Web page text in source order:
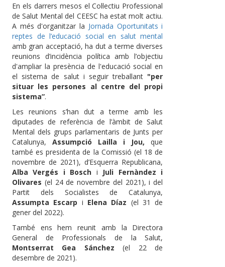
En els darrers mesos el Col·lectiu Professional
de Salut Mental del CEESC ha estat molt actiu.
A més d'organitzar la Jornada Oportunitats i
reptes de l’educació social en salut mental
amb gran acceptació, ha dut a terme diverses
reunions d’incidència política amb l’objectiu
d'ampliar la presència de l'educació social en
el sistema de salut i seguir treballant "per
situar les persones al centre del propi
sistema”.
Les reunions s’han dut a terme amb les
diputades de referència de l’àmbit de Salut
Mental dels grups parlamentaris de Junts per
Catalunya,Assumpció Lailla i Jou, que
també es presidenta de la Comissió (el 18 de
novembre de 2021), d’Esquerra Republicana,
Alba Vergés i Bosch i Juli Fernàndez i
Olivares (el 24 de novembre del 2021), i del
Partit dels Socialistes de Catalunya,
Assumpta Escarp i Elena Díaz (el 31 de
gener del 2022).
També ens hem reunit amb la Directora
General de Professionals de la Salut,
Montserrat Gea Sánchez (el 22 de
desembre de 2021).